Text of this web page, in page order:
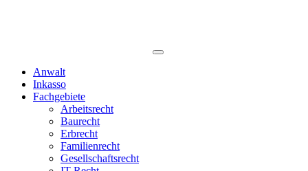
Anwalt
Inkasso
Fachgebiete
Arbeitsrecht
Baurecht
Erbrecht
Familienrecht
Gesellschaftsrecht